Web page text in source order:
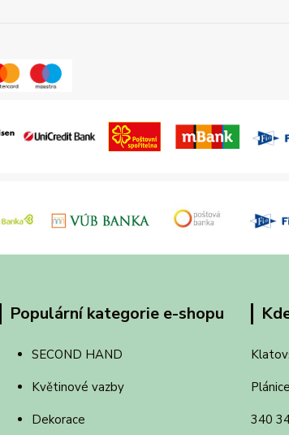
Populární kategorie e-shopu
SECOND HAND
Květinové vazby
Dekorace
Plánice
340